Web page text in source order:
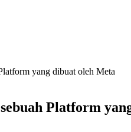
yang dibuat oleh Meta
Platform